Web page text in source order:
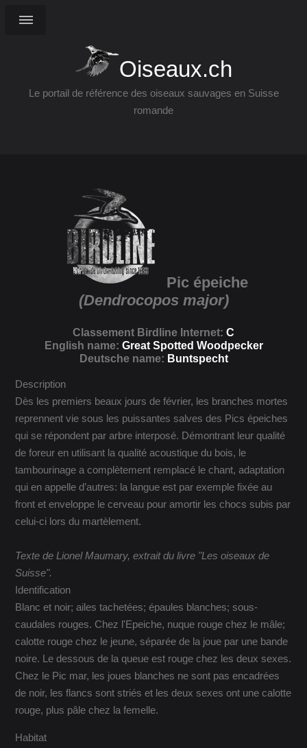
Oiseaux.ch
Le portail de référence des oiseaux sauvages en Suisse
romande
Pic épeiche
(Dendrocopos major)
Classement Birdline Internet: C
English name: Great Spotted Woodpecker
Deutsche name: Buntspecht
Description
Dès les premiers beaux jours de février, les branches mortes
reprennent vie sous les puissantes salves des Pics épeiches
qui se répondent par arbre interposé. Démontrant leur qualité
de foreur en utilisant la qualité acoustique du bois, le
tambourinage a complètement remplacé le chant, adaptation
qui en appelle d’autres: la langue est par exemple fixée au
front et enveloppe le cerveau pour amortir les chocs subis par
celui-ci lors du martèlement.
Texte de Lionel Maumary, extrait du livre "Les oiseaux de
Suisse".
Identification
Blanc et noir; ailes tachetées; épaules blanches; sous-
caudales rouges. Chez l'Epeiche, nuque rouge chez le mâle;
calotte rouge chez le jeune, séparée de la joue par une bande
noire. Le dessous de la queue est rouge chez les deux sexes.
Chez le Pic mar, les joues blanches ne sont pas encadrées
de noir, les flancs sont striés et les deux sexes ont une calotte
rouge, plus pâle chez la femelle.
Habitat